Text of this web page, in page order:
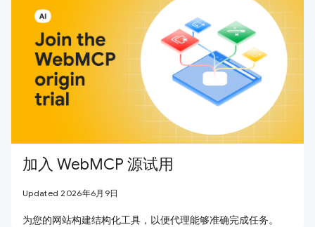
加入 WebMCP 源试用
Updated 2026年6月9日
为您的网站构建结构化工具，以便代理能够准确完成任务。